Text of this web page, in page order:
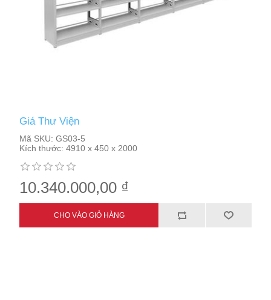
Giá Thư Viện
Mã SKU: GS03-5
Kích thước: 4910 x 450 x 2000
10.340.000,00 ₫